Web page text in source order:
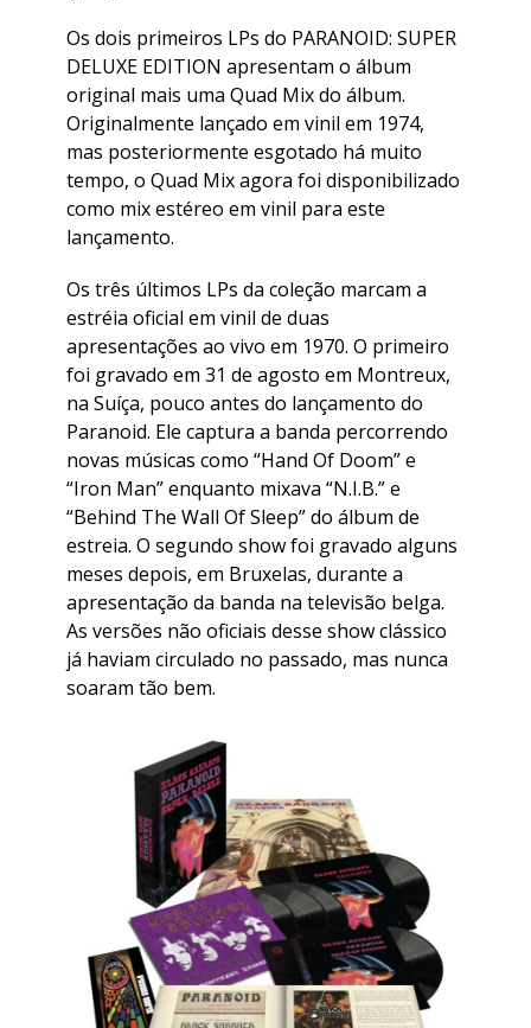
Os dois primeiros LPs do PARANOID: SUPER
DELUXE EDITION apresentam o álbum
original mais uma Quad Mix do álbum.
Originalmente lançado em vinil em 1974,
mas posteriormente esgotado há muito
tempo, o Quad Mix agora foi disponibilizado
como mix estéreo em vinil para este
lançamento.
Os três últimos LPs da coleção marcam a
estréia oficial em vinil de duas
apresentações ao vivo em 1970. O primeiro
foi gravado em 31 de agosto em Montreux,
na Suíça, pouco antes do lançamento do
Paranoid. Ele captura a banda percorrendo
novas músicas como “Hand Of Doom” e
“Iron Man” enquanto mixava “N.I.B.” e
“Behind The Wall Of Sleep” do álbum de
estreia. O segundo show foi gravado alguns
meses depois, em Bruxelas, durante a
apresentação da banda na televisão belga.
As versões não oficiais desse show clássico
já haviam circulado no passado, mas nunca
soaram tão bem.